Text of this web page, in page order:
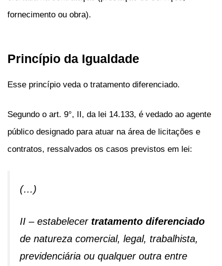
fornecimento ou obra).
Princípio da Igualdade
Esse princípio veda o tratamento diferenciado.
Segundo o art. 9°, II, da lei 14.133, é vedado ao agente
público designado para atuar na área de licitações e
contratos, ressalvados os casos previstos em lei:
(…)
II – estabelecer tratamento diferenciado
de natureza comercial, legal, trabalhista,
previdenciária ou qualquer outra entre